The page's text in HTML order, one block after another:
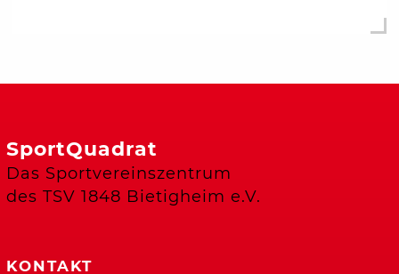
SportQuadrat
Das Sportvereinszentrum
des TSV 1848 Bietigheim e.V.
KONTAKT